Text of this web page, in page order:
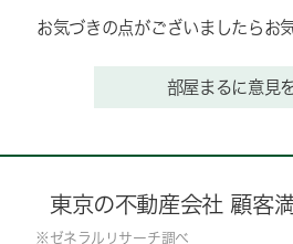
お気づきの点がございましたらお
部屋まるに意見
東京の不動産会社 顧客
※ゼネラルリサーチ調べ